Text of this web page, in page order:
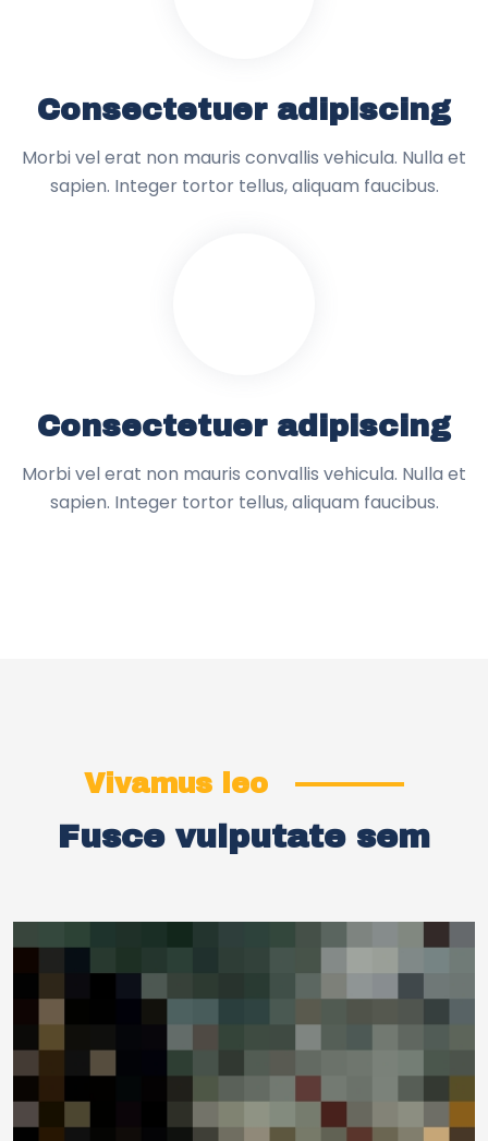
Consectetuer adipiscing
Morbi vel erat non mauris convallis vehicula. Nulla et
sapien. Integer tortor tellus, aliquam faucibus.
Consectetuer adipiscing
Morbi vel erat non mauris convallis vehicula. Nulla et
sapien. Integer tortor tellus, aliquam faucibus.
Vivamus leo
Fusce vulputate sem